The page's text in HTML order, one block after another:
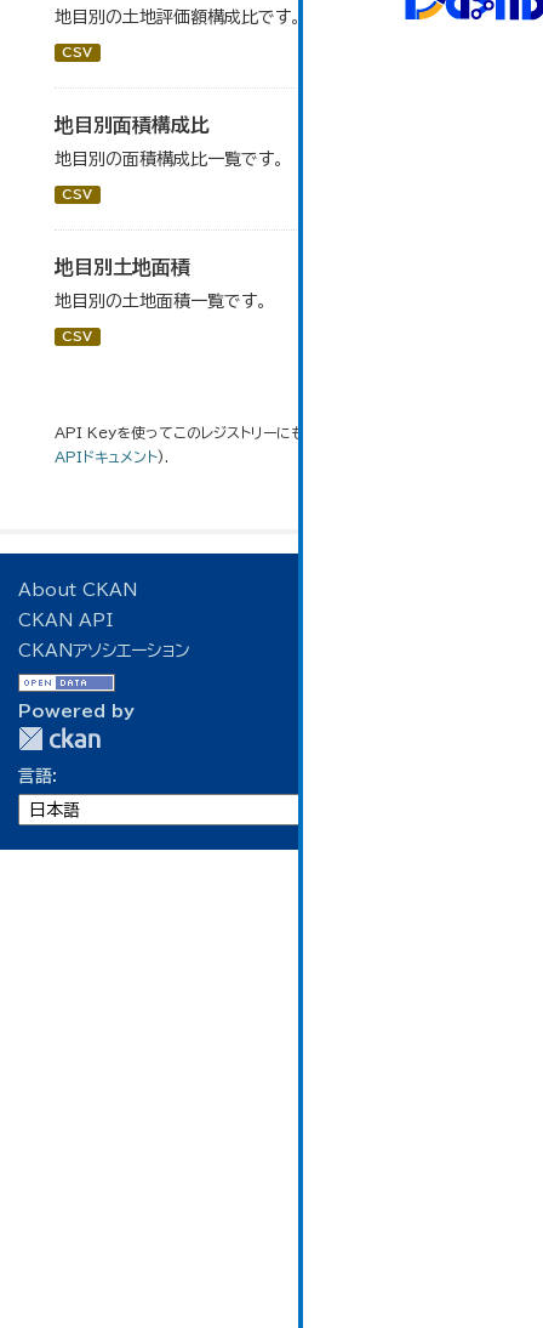
地目別の土地評価額構成比です。
CSV
地目別面積構成比
地目別の面積構成比一覧です。
CSV
地目別土地面積
地目別の土地面積一覧です。
CSV
API Keyを使ってこのレジストリーにもアクセス可能です
APIドキュメント).
About CKAN
CKAN API
CKANアソシエーション
Powered by
言語